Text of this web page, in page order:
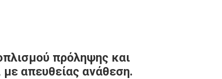
πρόληψης και
απευθείας ανάθεση.